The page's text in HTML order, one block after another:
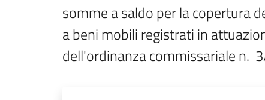
somme a saldo per la copertura
a beni mobili registrati in
dell'ordinanza commissariale n.